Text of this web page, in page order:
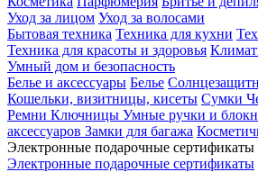
Уход за лицом Уход за волосами
Бытовая техника Техника для кухни
Техника для красоты и здоровья
Умный дом и безопасность
Белье и аксессуары Белье
Кошельки, визитницы, кисеты Сумки
Ремни Ключницы Умные ручки и
аксессуаров Замки для багажа
Электронные подарочные сертификаты
Электронные подарочные сертификаты